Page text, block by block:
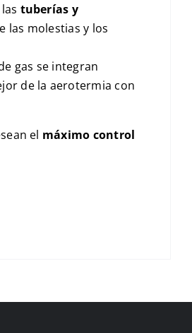
tuberías y
las molestias y los
gas se integran
de la aerotermia con
el máximo control